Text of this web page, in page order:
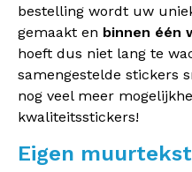
bestelling wordt uw
gemaakt en binnen één
hoeft dus niet lang te
samengestelde stickers
nog veel meer
kwaliteitsstickers!
Eigen